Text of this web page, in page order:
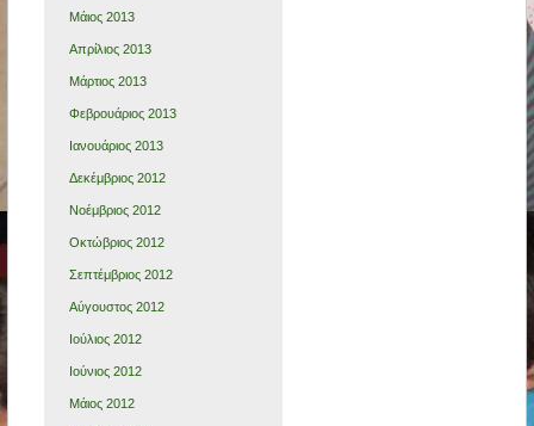
Μάιος 2013
Απρίλιος 2013
Μάρτιος 2013
Φεβρουάριος 2013
Ιανουάριος 2013
Δεκέμβριος 2012
Νοέμβριος 2012
Οκτώβριος 2012
Σεπτέμβριος 2012
Αύγουστος 2012
Ιούλιος 2012
Ιούνιος 2012
Μάιος 2012